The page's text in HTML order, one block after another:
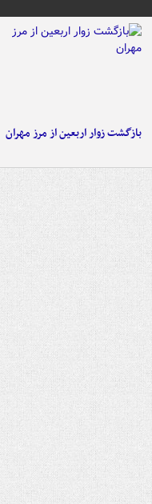
بازگشت زوار اربعین از مرز مهران